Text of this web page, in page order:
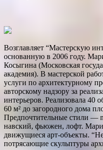
Возглавляет “Мастерскую
основанную в 2006 году.
Косыгина (Московская
академия). В мастерской
услуги по архитектурному
авторскому надзору за
интерьеров. Реализовала 40
60 м² до загородного дома
Предпочтительные стили —
навский, фьюжен, лофт.
движущиеся арт-объекты.
потрясающие скульптуры